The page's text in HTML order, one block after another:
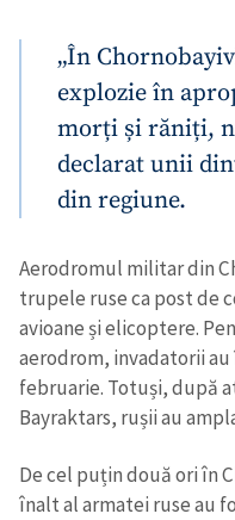
„În
explozie în
morți și răniți,
declarat unii
din regiune.
Aerodromul militar din
trupele ruse ca post de
avioane și elicoptere.
aerodrom, invadatorii
februarie. Totuși, după
Bayraktars, rușii au
De cel puțin două ori în
înalt al armatei ruse au
CONTACT SURSĂ
Sursă anonimă
Nume + Numele meu
Email+ Emailul meu
Telefon
Am citit și sunt
acord cu